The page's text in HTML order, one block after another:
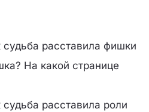
судьба расставила фишки
На какой странице
расставила роли